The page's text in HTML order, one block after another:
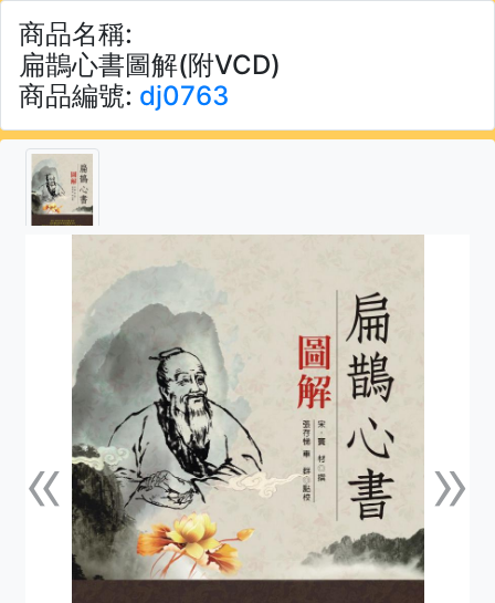
商品名稱:
扁鵲心書圖解(附VCD)
商品編號: dj0763
«上一張 »下一